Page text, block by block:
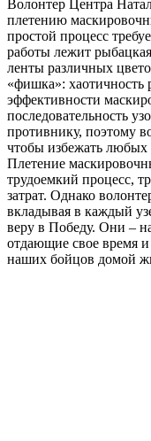
Волонтер Центра
плетению
простой процесс
работы лежит
ленты различных
«фишка»: хаотичность
эффективности
последовательность
противнику, поэтому
чтобы избежать
Плетение
трудоемкий процесс,
затрат. Однако
вкладывая в каждый
веру в Победу. Они –
отдающие свое время
наших бойцов домой